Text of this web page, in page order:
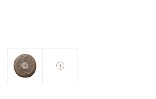
+ +